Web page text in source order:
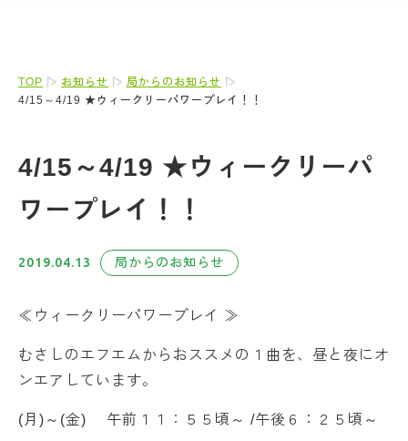
TOP お知らせ
局からのお知らせ
4/15～4/19 ★ウィークリーパワープレイ！！
4/15～4/19 ★ウィークリーパ
ワープレイ！！
2019.04.13 局からのお知らせ
≪ウィークリーパワープレイ ≫
むさしのエフエムからおススメの１曲を、昼と夜にオ
ンエアしています。
(月)～(金) 午前１１：５５頃～ /午後６：２５頃～